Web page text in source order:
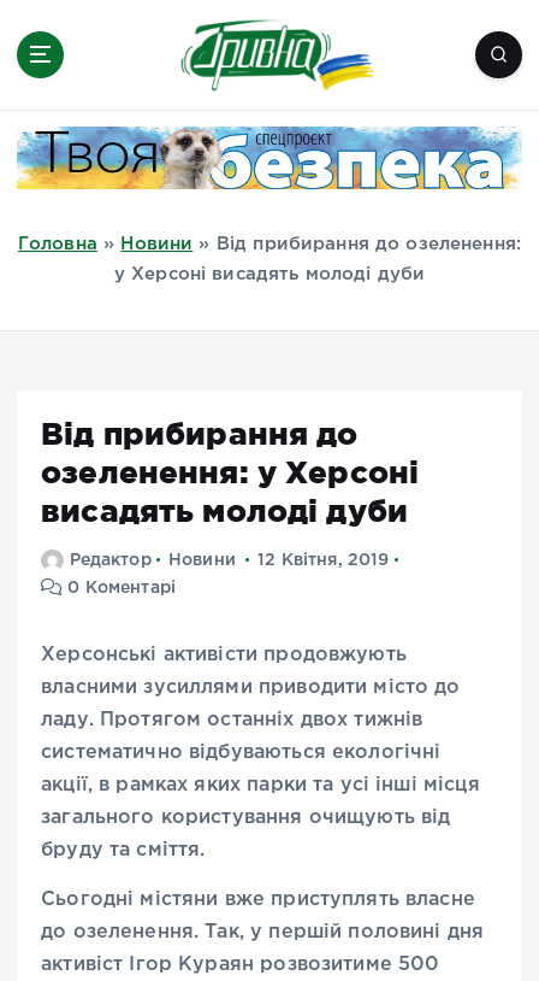
Миколаїв, Одеса, Мелітополь
Головна » Новини »
Від прибирання до озеленення:
у Херсоні висадять молоді дуби
Від прибирання до
озеленення: у Херсоні
висадять молоді дуби
Редактор Новини
12 Квітня, 2019
0 Коментарі
Херсонські активісти продовжують
власними зусиллями приводити місто до
ладу. Протягом останніх двох тижнів
систематично відбуваються екологічні
акції, в рамках яких парки та усі інші місця
загального користування очищують від
бруду та сміття.
Сьогодні містяни вже приступлять власне
до озеленення. Так, у першій половині дня
активіст Ігор Кураян розвозитиме 500